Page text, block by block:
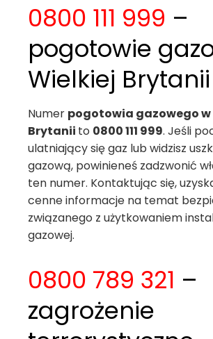
0800 111 999 –
pogotowie
Wielkiej Brytanii
Numer pogotowia gazowego w
Brytanii to 0800 111 999. Jeśli
ulatniający się gaz lub widzisz
gazową, powinieneś zadzwonić
ten numer. Kontaktując się,
cenne informacje na temat
związanego z użytkowaniem
gazowej.
0800 789 321 –
zagrożenie